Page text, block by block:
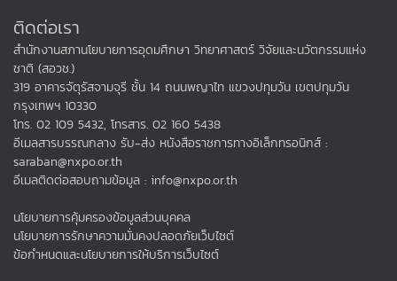
ติดต่อเรา
สำนักงานสภานโยบายการอุดมศึกษา วิทยาศาสตร์ วิจัยและนวัตกรรมแห่ง
ชาติ (สอวช.)
319 อาคารจัตุรัสจามจุรี ชั้น 14 ถนนพญาไท แขวงปทุมวัน เขตปทุมวัน
กรุงเทพฯ 10330
โทร. 02 109 5432, โทรสาร. 02 160 5438
อีเมลสารบรรณกลาง รับ-ส่ง หนังสือราชการทางอิเล็กทรอนิกส์ :
saraban@nxpo.or.th
อีเมลติดต่อสอบถามข้อมูล : info@nxpo.or.th
นโยบายการคุ้มครองข้อมูลส่วนบุคคล
นโยบายการรักษาความมั่นคงปลอดภัยเว็บไซต์
ข้อกำหนดและนโยบายการให้บริการเว็บไซต์